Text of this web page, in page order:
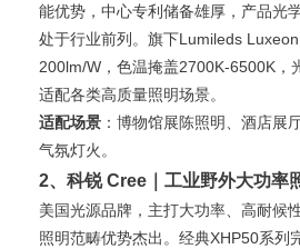
能优势，中心专利储备雄厚，产品光
处于行业前列。旗下Lumileds
200lm/W，色温掩盖2700K-6500K，
适配各类高质量照明场景。
适配场景 ：博物馆展陈照明、酒店展
气氛灯火。
2、科锐 Cree｜工业野外大功率
美国光源品牌，主打大功率、高耐候
照明范畴优势杰出。经典XHP50系列